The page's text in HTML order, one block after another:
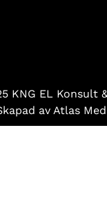
KNG EL Konsult
av Atlas